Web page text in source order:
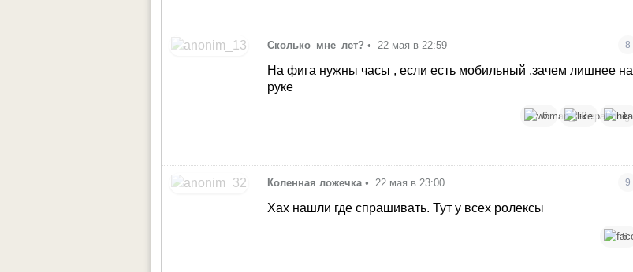
Сколько_мне_лет? • 22 мая в 22:59 8
На фига нужны часы , если есть мобильный .зачем лишнее на
руке
6 3 1
Коленная ложечка • 22 мая в 23:00 9
Хах нашли где спрашивать. Тут у всех ролексы
6